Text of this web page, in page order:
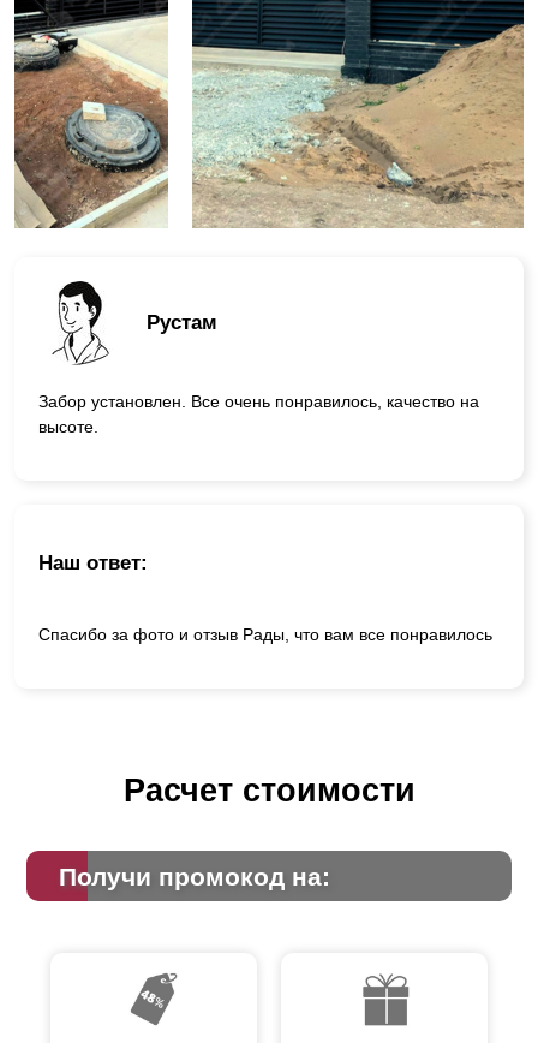
Рустам
Забор установлен. Все очень понравилось, качество на
высоте.
Наш ответ:
Спасибо за фото и отзыв Рады, что вам все понравилось
Расчет стоимости
Получи промокод на: